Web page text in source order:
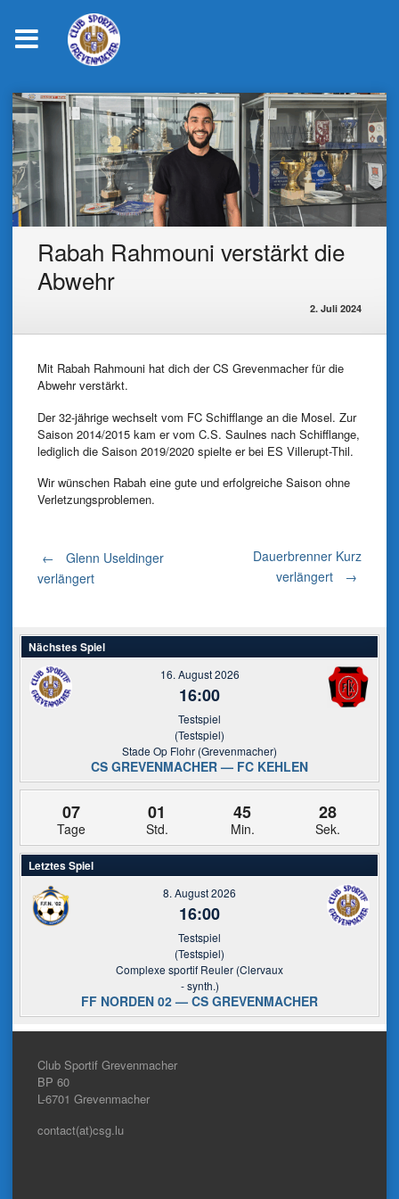
Skip
to
content
Rabah Rahmouni verstärkt die
Abwehr
2. Juli 2024
Mit Rabah Rahmouni hat dich der CS Grevenmacher für die
Abwehr verstärkt.
Der 32-jährige wechselt vom FC Schifflange an die Mosel. Zur
Saison 2014/2015 kam er vom C.S. Saulnes nach Schifflange,
lediglich die Saison 2019/2020 spielte er bei ES Villerupt-Thil.
Wir wünschen Rabah eine gute und erfolgreiche Saison ohne
Verletzungsproblemen.
Post
←
Glenn Useldinger
verlängert
Dauerbrenner Kurz
verlängert
→
Nächstes Spiel
16. August 2026
16:00
Testspiel
(Testspiel)
Stade Op Flohr (Grevenmacher)
CS GREVENMACHER — FC KEHLEN
07
Tage
01
Std.
45
Min.
28
Sek.
Letztes Spiel
8. August 2026
16:00
Testspiel
(Testspiel)
Complexe sportif Reuler (Clervaux
- synth.)
FF NORDEN 02 — CS GREVENMACHER
Club Sportif Grevenmacher
BP 60
L-6701 Grevenmacher
contact(at)csg.lu